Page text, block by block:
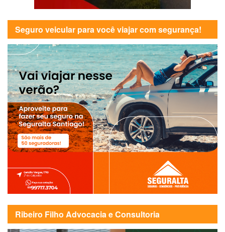
Seguro veicular para você viajar com segurança!
Ribeiro Filho Advocacia e Consultoria